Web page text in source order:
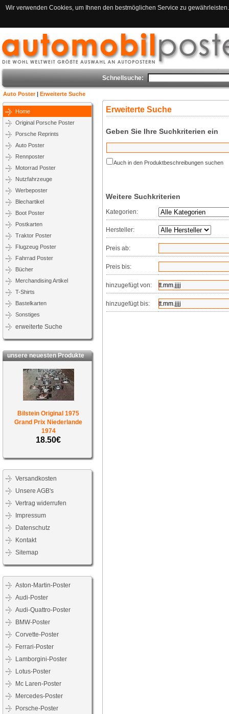
Wir verwenden Cookies, um Ihnen den bestmöglichen Service zu
Schnellsuche:
Auto Poster| Erweiterte Suche
Home
Original Porsche Poster
Porsche Reprints
Auto Poster
Rennposter
Motorrad Poster
Nutzfahrzeuge
Werbeposter
Blechartikel
Boot Poster
Postkarten
Traktor Poster
Flugzeug Poster
Fahrrad Poster
Bücher
Merchandising Artikel
T-Shirts
Bastelkarten
Sonstiges
erweiterte Suche
unsere neuesten Produkte
Bilstein Original 1975
Grand Prix Niederlande
1974
18.50€
Versandkosten
Unsere AGB's
Vertrag widerrufen
Impressum
Datenschutz
Kontakt
Sitemap
Aston-Martin-Poster
Audi-Poster
Audi-Quattro-Poster
BMW-Poster
Corvette-Poster
Ferrari-Poster
Lamborgini-Poster
Lotus-Poster
Mc Laren-Poster
Mercedes-Poster
Porsche-Poster
Erweiterte Suche
Geben Sie Ihre Suchkriterien ein
Auch in den Produktbeschreibungen suchen
Weitere Suchkriterien
Kategorien:
Hersteller:
Preis ab:
Preis bis:
hinzugefügt von:
hinzugefügt bis: